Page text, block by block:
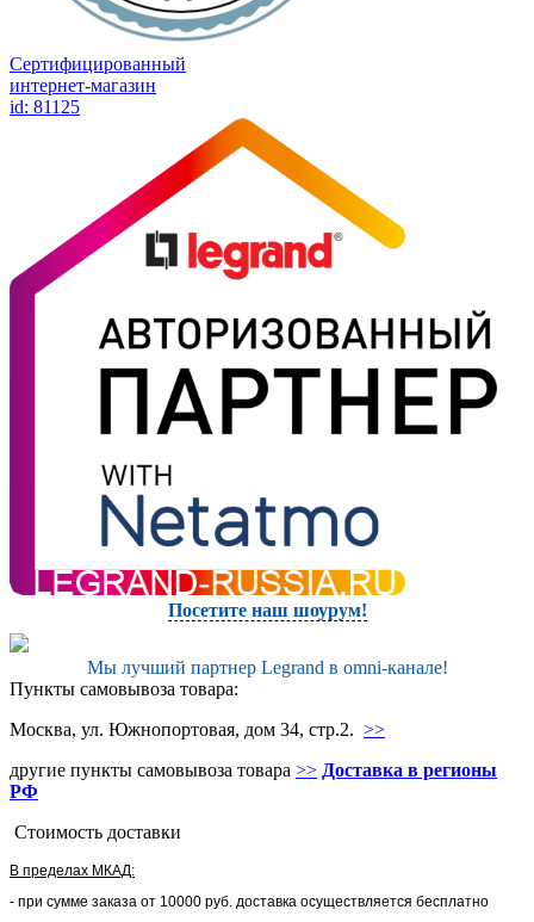
Сертифицированный
интернет-магазин
id: 81125
Посетите наш шоурум!
Мы лучший партнер Legrand в omni-канале!
Пункты самовывоза товара:
Москва, ул. Южнопортовая, дом 34, стр.2. >>
другие пункты самовывоза товара >> Доставка в регионы
РФ
Стоимость доставки
В пределах МКАД:
- при сумме заказа от 10000 руб. доставка осуществляется бесплатно